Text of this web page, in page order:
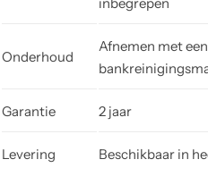
Onderhoud
Afnemen met
Garantie 2 jaar
Levering Beschikbaar in